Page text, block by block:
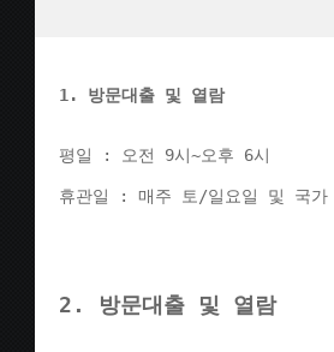
1. 방문대출 및 열람
평일 : 오전 9시~오후 6시
휴관일 : 매주 토/일요일 및 국가
2. 방문대출 및 열람